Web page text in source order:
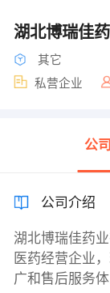
湖北博瑞佳
其它
私营企业
公
公司介绍
湖北博瑞佳药
医药经营企业
广和售后服务体